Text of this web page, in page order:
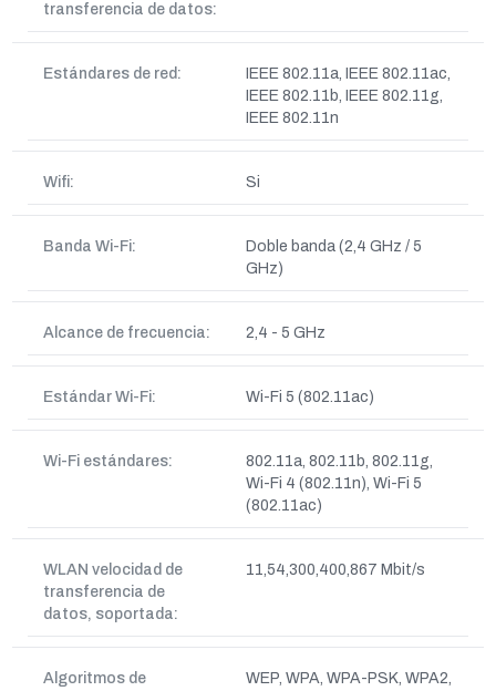
transferencia de datos:
Estándares de red:
IEEE 802.11a, IEEE 802.11ac,
IEEE 802.11b, IEEE 802.11g,
IEEE 802.11n
Wifi: Si
Banda Wi-Fi:
Doble banda (2,4 GHz / 5
GHz)
Alcance de frecuencia: 2,4 - 5 GHz
Estándar Wi-Fi: Wi-Fi 5 (802.11ac)
Wi-Fi estándares:
802.11a, 802.11b, 802.11g,
Wi-Fi 4 (802.11n), Wi-Fi 5
(802.11ac)
WLAN velocidad de
transferencia de
datos, soportada:
11,54,300,400,867 Mbit/s
Algoritmos de
WEP, WPA, WPA-PSK, WPA2,